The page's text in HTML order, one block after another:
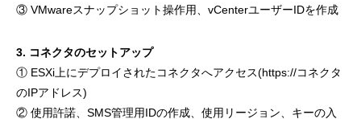
③ VMwareスナップショット操作用、vCenterユーザーIDを作成
3. コネクタのセットアップ
① ESXi上にデプロイされたコネクタへアクセス(https://コネクタ
のIPアドレス)
② 使用許諾、SMS管理用IDの作成、使用リージョン、キーの入